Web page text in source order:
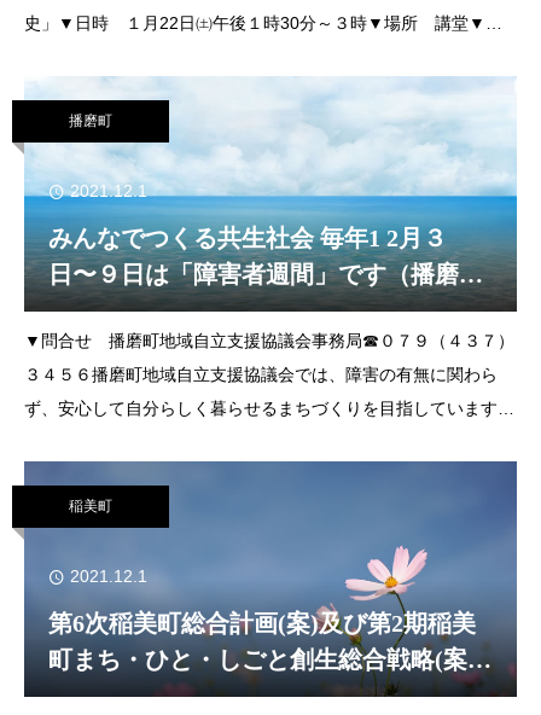
史」▼日時 １月22日㈯午後１時30分～３時▼場所 講堂▼講
▼締切
播磨町
2021.12.1
みんなでつくる共生社会 毎年1 2月３
日〜９日は「障害者週間」です（播磨
町）
▼問合せ 播磨町地域自立支援協議会事務局☎０７９（４３７）
３４５６播磨町地域自立支援協議会では、障害の有無に関わら
ず、安心して自分らしく暮らせるまちづくりを目指しています。
稲美町
2021.12.1
第6次稲美町総合計画(案)及び第2期稲美
町まち・ひと・しごと創生総合戦略(案)
の意見募集のお知らせ